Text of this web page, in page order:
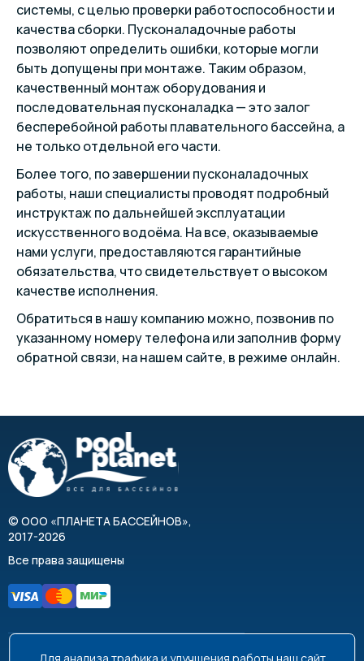
системы, с целью проверки работоспособности и
качества сборки. Пусконаладочные работы
позволяют определить ошибки, которые могли
быть допущены при монтаже. Таким образом,
качественный монтаж оборудования и
последовательная пусконаладка — это залог
бесперебойной работы плавательного бассейна, а
не только отдельной его части.
Более того, по завершении пусконаладочных
работы, наши специалисты проводят подробный
инструктаж по дальнейшей эксплуатации
искусственного водоёма. На все, оказываемые
нами услуги, предоставляются гарантийные
обязательства, что свидетельствует о высоком
качестве исполнения.
Обратиться в нашу компанию можно, позвонив по
указанному номеру телефона или заполнив форму
обратной связи, на нашем сайте, в режиме онлайн.
© ООО «ПЛАНЕТА БАССЕЙНОВ»,
2017-2026
Все права защищены